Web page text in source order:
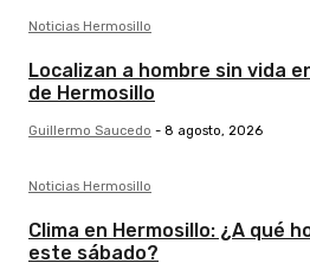
Noticias Hermosillo
Localizan a hombre sin vida
de Hermosillo
Guillermo Saucedo - 8 agosto, 2026
Noticias Hermosillo
Clima en Hermosillo: ¿A qué
este sábado?